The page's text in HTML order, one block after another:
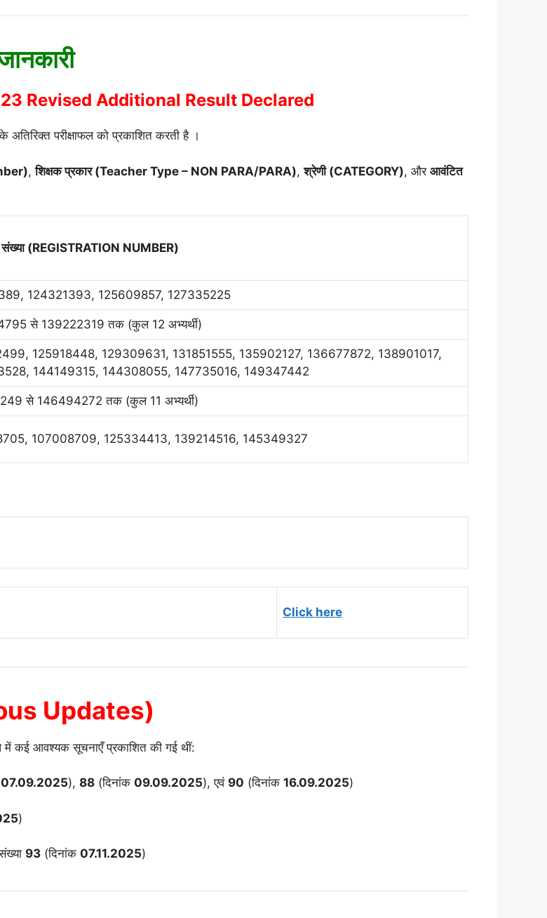
Revised Additional Result Declared
अतिरिक्त परीक्षाफल को प्रकाशित करती है ।
,शिक्षक प्रकार (Teacher Type – NON PARA/PARA),श्रेणी (CATEGORY), और आवंटित
(REGISTRATION NUMBER)
124321393, 125609857, 127335225
से 139222319 तक (कुल 12 अभ्यर्थी)
125918448, 129309631, 131851555, 135902127, 136677872, 138901017,
144149315, 144308055, 147735016, 149347442
से 146494272 तक (कुल 11 अभ्यर्थी)
107008709, 125334413, 139214516, 145349327
Click here
Updates)
में कई आवश्यक सूचनाएँ प्रकाशित की गई थीं:
07.09.2025), 88 (दिनांक 09.09.2025), एवं 90 (दिनांक 16.09.2025)
)
93 (दिनांक 07.11.2025)